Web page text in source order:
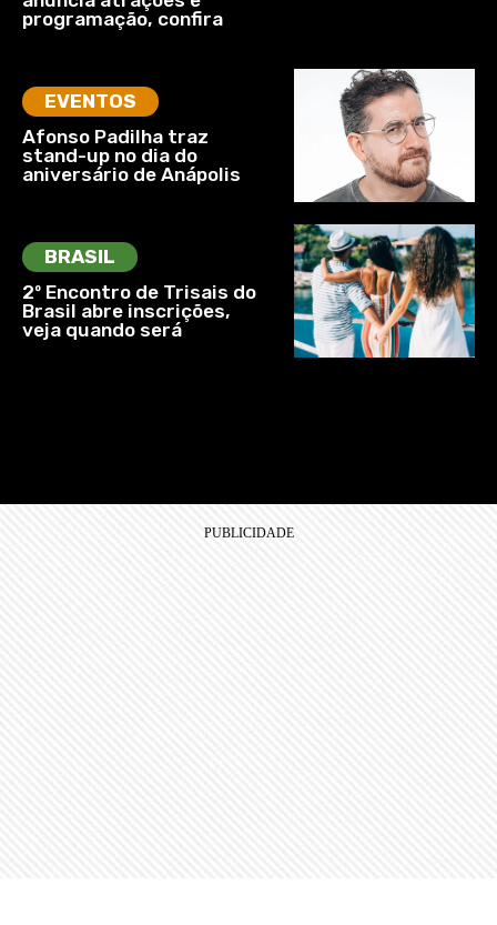
programação, confira
EVENTOS
Afonso Padilha traz
stand-up no dia do
aniversário de Anápolis
BRASIL
2º Encontro de Trisais do
Brasil abre inscrições,
veja quando será